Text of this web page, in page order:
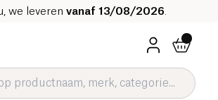
we leveren vanaf 13/08/2026